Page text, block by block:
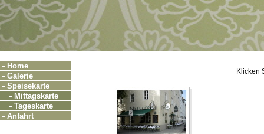
Home
Galerie
Speisekarte
Mittagskarte
Tageskarte
Anfahrt
Klicken